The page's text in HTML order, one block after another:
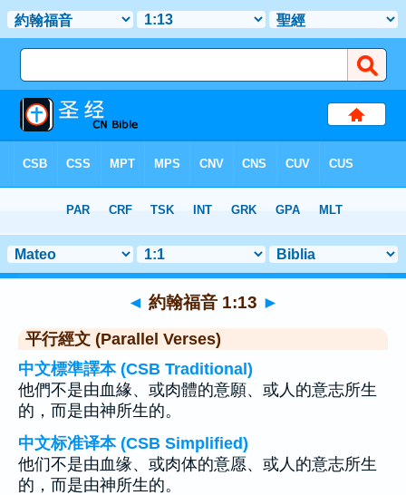
> 聖經金句 13
◄ 約翰福音 1:13 ►
平行經文 (Parallel Verses)
中文標準譯本 (CSB Traditional)
他們不是由血緣、或肉體的意願、或人的意志所生
的，而是由神所生的。
中文标准译本 (CSB Simplified)
他们不是由血缘、或肉体的意愿、或人的意志所生
的，而是由神所生的。